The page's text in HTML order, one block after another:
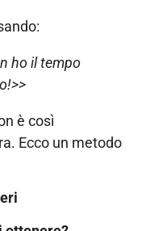
ho il tempo
è così
Ecco un metodo